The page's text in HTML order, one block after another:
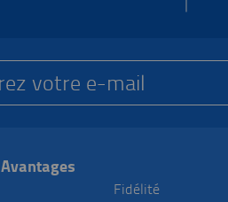
Avantages
Fidélité